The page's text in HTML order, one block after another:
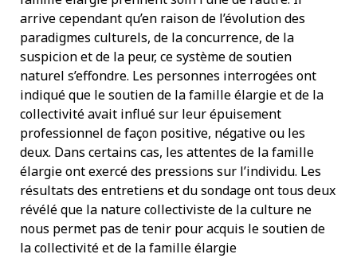
arrive cependant qu’en raison de l’évolution des
paradigmes culturels, de la concurrence, de la
suspicion et de la peur, ce système de soutien
naturel s’effondre. Les personnes interrogées ont
indiqué que le soutien de la famille élargie et de la
collectivité avait influé sur leur épuisement
professionnel de façon positive, négative ou les
deux. Dans certains cas, les attentes de la famille
élargie ont exercé des pressions sur l’individu. Les
résultats des entretiens et du sondage ont tous deux
révélé que la nature collectiviste de la culture ne
nous permet pas de tenir pour acquis le soutien de
la collectivité et de la famille élargie